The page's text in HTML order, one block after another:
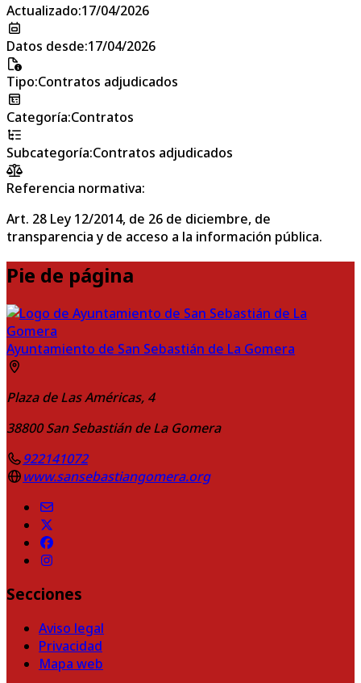
Actualizado:17/04/2026
Datos desde:17/04/2026
Tipo:Contratos adjudicados
Categoría:Contratos
Subcategoría:Contratos adjudicados
Referencia normativa:
Art. 28 Ley 12/2014, de 26 de diciembre, de
transparencia y de acceso a la información pública.
Pie de página
Ayuntamiento de San Sebastián de La Gomera
Plaza de Las Américas, 4
38800 San Sebastián de La Gomera
922141072
www.sansebastiangomera.org
Secciones
Aviso legal
Privacidad
Mapa web